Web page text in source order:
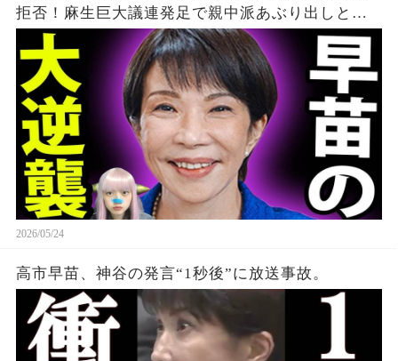
拒否！麻生巨大議連発足で親中派あぶり出しと沖
縄の闇 えりざべす
2026/05/24
高市早苗、神谷の発言“1秒後”に放送事故。